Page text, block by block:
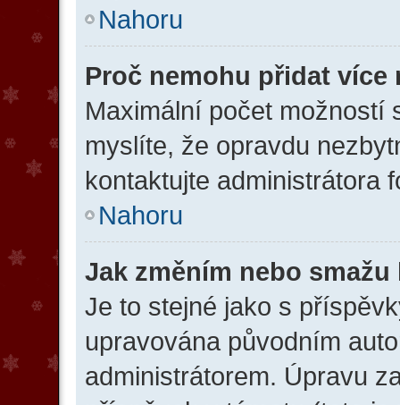
Nahoru
Proč nemohu přidat
Maximální počet možností
myslíte, že opravdu
kontaktujte administrátora
Nahoru
Jak změním nebo
Je to stejné jako s
upravována původním
administrátorem. Úpravu